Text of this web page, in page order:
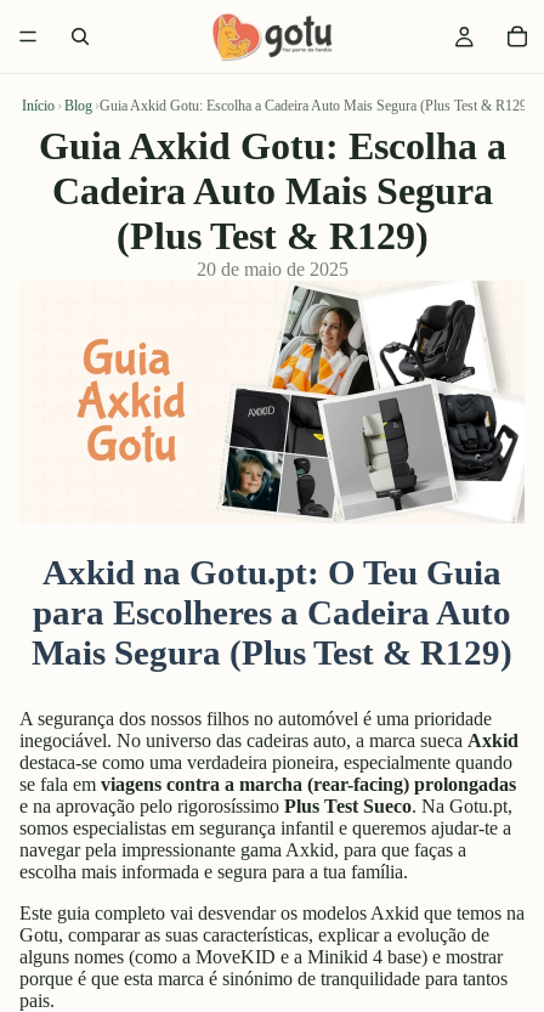
Início › Blog ›Guia Axkid Gotu: Escolha a Cadeira Auto Mais Segura (Plus Test & R129)
Guia Axkid Gotu: Escolha a
Cadeira Auto Mais Segura
(Plus Test & R129)
20 de maio de 2025
Axkid na Gotu.pt: O Teu Guia
para Escolheres a Cadeira Auto
Mais Segura (Plus Test & R129)
A segurança dos nossos filhos no automóvel é uma prioridade
inegociável. No universo das cadeiras auto, a marca sueca Axkid
destaca-se como uma verdadeira pioneira, especialmente quando
se fala em viagens contra a marcha (rear-facing) prolongadas
e na aprovação pelo rigorosíssimo Plus Test Sueco. Na Gotu.pt,
somos especialistas em segurança infantil e queremos ajudar-te a
navegar pela impressionante gama Axkid, para que faças a
escolha mais informada e segura para a tua família.
Este guia completo vai desvendar os modelos Axkid que temos na
Gotu, comparar as suas características, explicar a evolução de
alguns nomes (como a MoveKID e a Minikid 4 base) e mostrar
porque é que esta marca é sinónimo de tranquilidade para tantos
pais.